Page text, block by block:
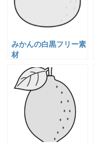
みかんの白黒フリー素
材